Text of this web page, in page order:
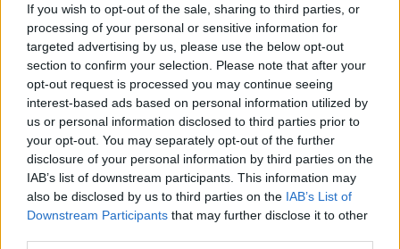
If you wish to opt-out of the sale, sharing to third parties, or
processing of your personal or sensitive information for
targeted advertising by us, please use the below opt-out
section to confirm your selection. Please note that after your
opt-out request is processed you may continue seeing
interest-based ads based on personal information utilized by
us or personal information disclosed to third parties prior to
your opt-out. You may separately opt-out of the further
disclosure of your personal information by third parties on the
IAB’s list of downstream participants. This information may
also be disclosed by us to third parties on the IAB’s List of
Downstream Participants that may further disclose it to other
La fine del mondo
Sono loro
Ducentocinquanta candel... otti
Cenerentola, la escort
Precisazioni
La droga del potere
Momenti (e immedesimazione)
Chi sono?
Il più stupido dei mondi possibili
I nemici della verità
Tra Scilla e Cariddi
La legge del più forte
Dalla terra alla luna